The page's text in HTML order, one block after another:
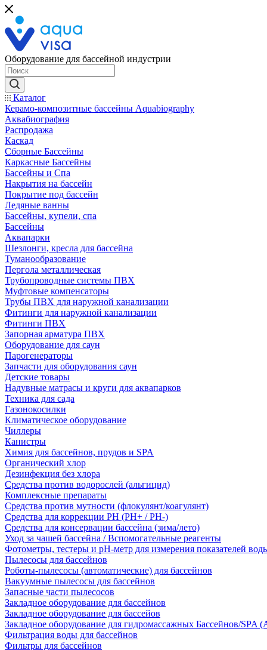
Оборудование для бассейной индустрии
Каталог
Керамо-композитные бассейны Aquabiography
Аквабиография
Распродажа
Каскад
Сборные Бассейны
Каркасные Бассейны
Бассейны и Спа
Накрытия на бассейн
Покрытие под бассейн
Ледяные ванны
Бассейны, купели, спа
Бассейны
Аквапарки
Шезлонги, кресла для бассейна
Туманообразование
Пергола металлическая
Трубопроводные системы ПВХ
Муфтовые компенсаторы
Трубы ПВХ для наружной канализации
Фитинги для наружной канализации
Фитинги ПВХ
Запорная арматура ПВХ
Оборудование для саун
Парогенераторы
Запчасти для оборудования саун
Детские товары
Надувные матрасы и круги для аквапарков
Техника для сада
Газонокосилки
Климатическое оборудование
Чиллеры
Канистры
Химия для бассейнов, прудов и SPA
Органический хлор
Дезинфекция без хлора
Средства против водорослей (альгицид)
Комплексные препараты
Средства против мутности (флокулянт/коагулянт)
Средства для коррекции PH (PH+ / PH-)
Средства для консервации бассейна (зима/лето)
Уход за чашей бассейна / Вспомогательные реагенты
Фотометры, тестеры и рН-метр для измерения показателей
Пылесосы для бассейнов
Роботы-пылесосы (автоматические) для бассейнов
Вакуумные пылесосы для бассейнов
Запасные части пылесосов
Закладное оборудование для бассейнов
Закладное оборудование для бассейов
Закладное оборудование для гидромассажных Бассейнов/SPA
Фильтрация воды для бассейнов
Фильтры для бассейнов